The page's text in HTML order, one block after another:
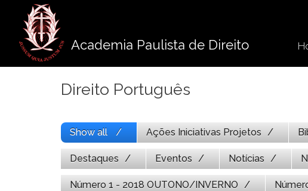
conteúdo
Academia Paulista de Direito
Direito Português
Show all Ações Iniciativas Projetos
Destaques Eventos Notícias
Número 1 - 2018 OUTONO/INVERNO